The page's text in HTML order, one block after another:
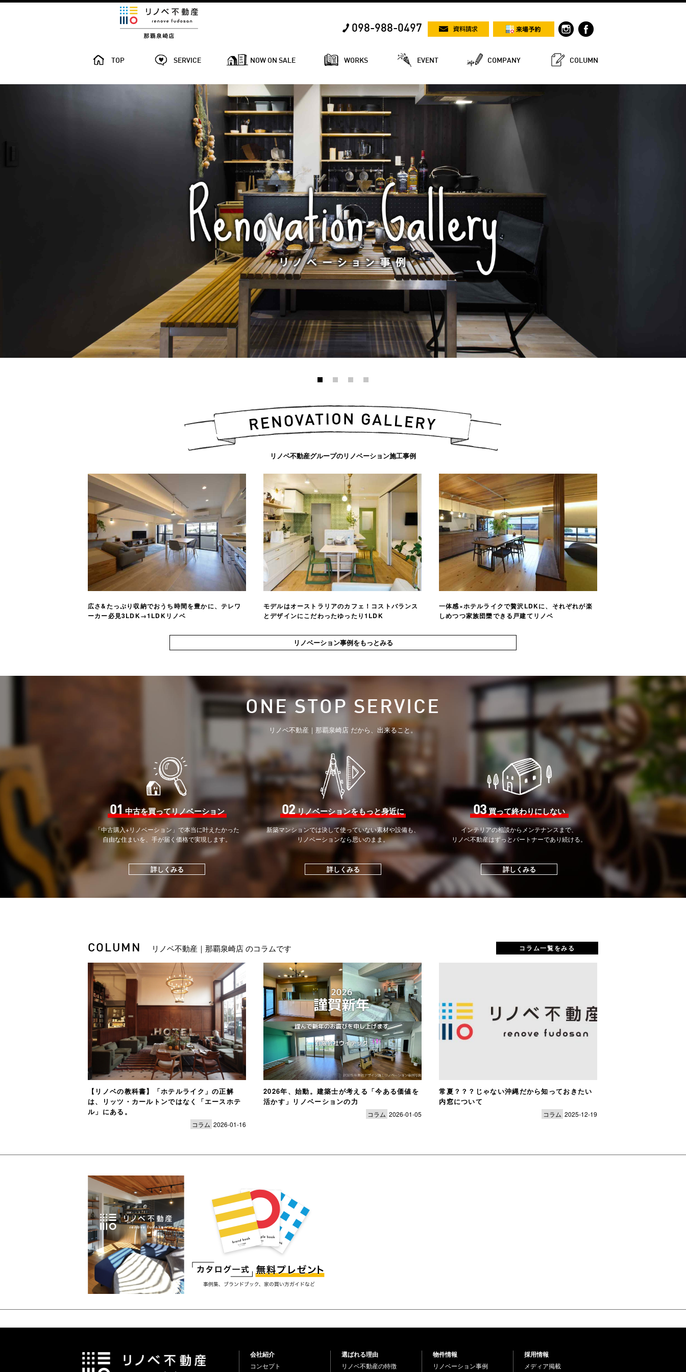
098-988-0497
TOP SERVICE NOW ON SALE WORKS EVENT COMPANY COLUMN
リノベ不動産グループのリノベーション施工事例
広さ&たっぷり収納でおうち時間を豊かに、テレワ
ーカー必見3LDK→1LDKリノベ
モデルはオーストラリアのカフェ！コストバランス
とデザインにこだわったゆったり1LDK
一体感×ホテルライクで贅沢LDKに、それぞれが楽
しめつつ家族団欒できる戸建てリノベ
リノベーション事例をもっとみる
ONE STOP SERVICE
リノベ不動産｜那覇泉崎店 だから、出来ること。
01中古を買ってリノベーション
「中古購入+リノベーション」で本当に叶えたかった
自由な住まいを、手が届く価格で実現します。
詳しくみる
02リノベーションをもっと身近に
新築マンションでは決して使っていない素材や設備も、
リノベーションなら思いのまま。
詳しくみる
03買って終わりにしない
インテリアの相談から メンテナンスまで、
リノベ不動産はずっとパートナーであり続ける。
詳しくみる
COLUMN リノベ不動産｜那覇泉崎店 のコラムです コラム一覧をみる
【リノベの教科書】「ホテルライク」の正解
は、リッツ・カールトンではなく「エースホテ
ル」にある。
コラム 2026-01-16
2026年、始動。建築士が考える「今ある価値を
活かす」リノベーションの力
コラム 2026-01-05
常夏？？？じゃない沖縄だから知っておきたい
内窓について
コラム 2025-12-19
会社紹介
コンセプト
選ばれる理由
リノベ不動産の特徴
物件情報
リノベーション事例
採用情報
メディア掲載